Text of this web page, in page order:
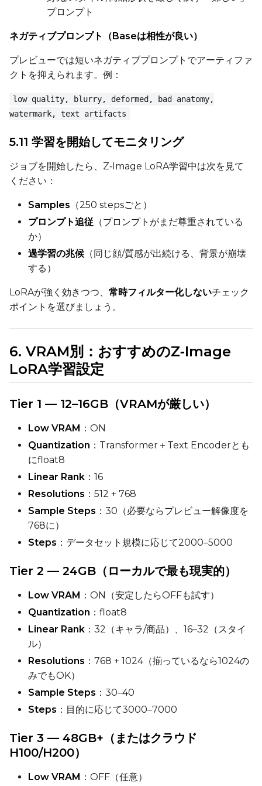
プロンプト
ネガティブプロンプト（Baseは相性が良い）
プレビューでは短いネガティブプロンプトでアーティファ
クトを抑えられます。例：
low quality, blurry, deformed, bad anatomy,
watermark, text artifacts
5.11 学習を開始してモニタリング
ジョブを開始したら、Z‑Image LoRA学習中は次を見て
ください：
Samples （250 stepsごと）
プロンプト追従 （プロンプトがまだ尊重されている
か）
過学習の兆候 （同じ顔/質感が出続ける、背景が崩壊
する）
LoRAが強く効きつつ、 常時フィルター化しないチェック
ポイントを選びましょう。
6. VRAM別：おすすめのZ‑Image
LoRA学習設定
Tier 1 — 12–16GB（VRAMが厳しい）
Low VRAM ：ON
Quantization ：Transformer＋Text Encoderとも
にfloat8
Linear Rank ：16
Resolutions ：512 + 768
Sample Steps ：30（必要ならプレビュー解像度を
768に）
Steps ：データセット規模に応じて2000–5000
Tier 2 — 24GB（ローカルで最も現実的）
Low VRAM ：ON（安定したらOFFも試す）
Quantization ：float8
Linear Rank ：32（キャラ/商品）、16–32（スタイ
ル）
Resolutions ：768 + 1024（揃っているなら1024の
みでもOK）
Sample Steps ：30–40
Steps ：目的に応じて3000–7000
Tier 3 — 48GB+（またはクラウド
H100/H200）
Low VRAM ：OFF（任意）